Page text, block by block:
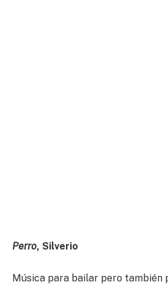
Perro, Silverio
Música para bailar pero también